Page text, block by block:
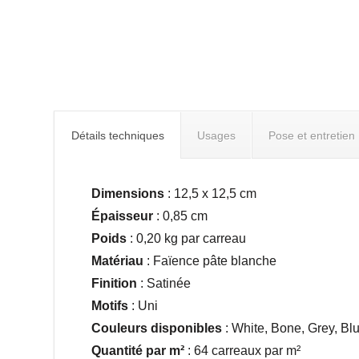
Détails techniques Usages Pose et entretien
Dimensions : 12,5 x 12,5 cm
Épaisseur : 0,85 cm
Poids : 0,20 kg par carreau
Matériau : Faïence pâte blanche
Finition : Satinée
Motifs : Uni
Couleurs disponibles : White, Bone, Grey,
Quantité par m² : 64 carreaux par m²